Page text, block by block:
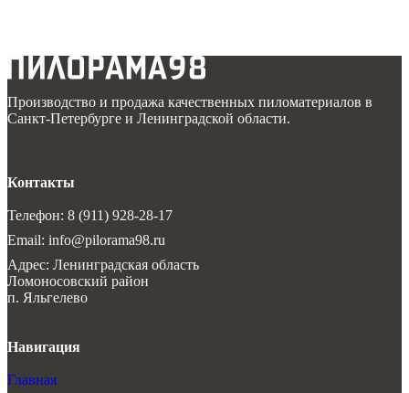
Производство и продажа качественных пиломатериалов в
Санкт-Петербурге и Ленинградской области.
Контакты
Телефон: 8 (911) 928-28-17
Email: info@pilorama98.ru
Адрес: Ленинградская область
Ломоносовский район
п. Яльгелево
Навигация
Главная